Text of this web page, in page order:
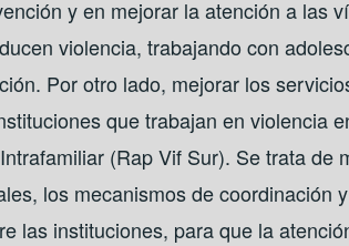
y en mejorar la atención a las
violencia, trabajando con
Por otro lado, mejorar los
que trabajan en violencia
(Rap Vif Sur). Se trata de
los mecanismos de coordinación
las instituciones, para que la